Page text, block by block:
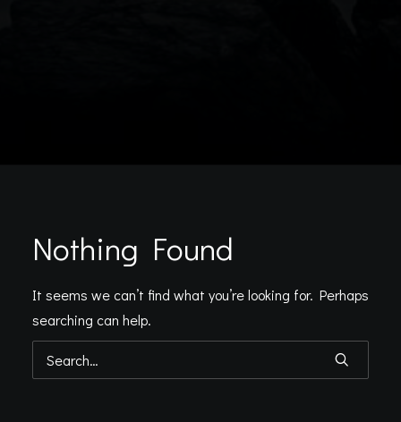
Nothing Found
It seems we can’t find what you’re looking for. Perhaps
searching can help.